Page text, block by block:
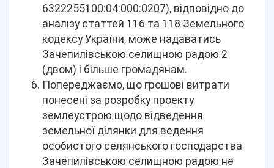
6322255100:04:000:0207), відповідно до
аналізу статтей 116 та 118 Земельного
кодексу України, може надаватись
Зачепилівською селищною радою 2
(двом) і більше громадянам.
Попереджаємо, що грошові витрати
понесені за розробку проекту
землеустрою щодо відведення
земельної ділянки для ведення
особистого селянського господарства
Зачепилівською селищною радою не